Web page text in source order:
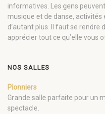
informatives. Les gens
musique et de danse, activités
d’autant plus. Il faut se rendre
apprécier tout ce qu’elle vous
NOS SALLES
Pionniers
Grande salle parfaite pour un
spectacle.